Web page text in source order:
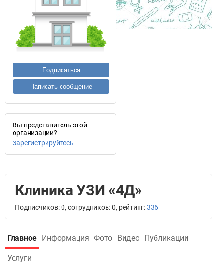
Подписаться
Написать сообщение
Вы представитель этой
организации?
Зарегистрируйтесь
Клиника УЗИ «4Д»
Подписчиков: 0, сотрудников: 0, рейтинг:336
Главное Информация Фото Видео Публикации
Услуги